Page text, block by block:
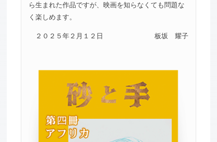
ら生まれた作品ですが、映画を知らなくても問題な
く楽しめます。
２０２５年２月１２日 板坂 耀子